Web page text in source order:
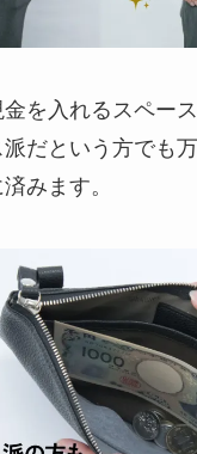
を入れるスペース
だという方でも
みます。